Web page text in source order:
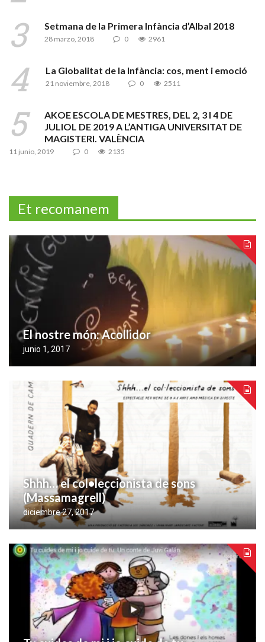
Setmana de la Primera Infància d’Albal 2018
28 marzo, 2018 0 2961
La Globalitat de la Infància: cos, ment i emoció
21 noviembre, 2018 0 2511
AKOE ESCOLA DE MESTRES, DEL 2, 3 I 4 DE
JULIOL DE 2019 A L’ANTIGA UNIVERSITAT DE
MAGISTERI. VALÈNCIA
11 junio, 2019 0 2135
Et recomanem
El nostre món: Acollidor
junio 1, 2017
Shhh… el col•leccionista de sons
(Massamagrell)
diciembre 27, 2017